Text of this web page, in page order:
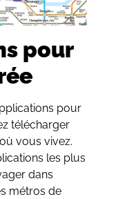
pour
pour
télécharger
vous vivez.
les plus
dans
métros de